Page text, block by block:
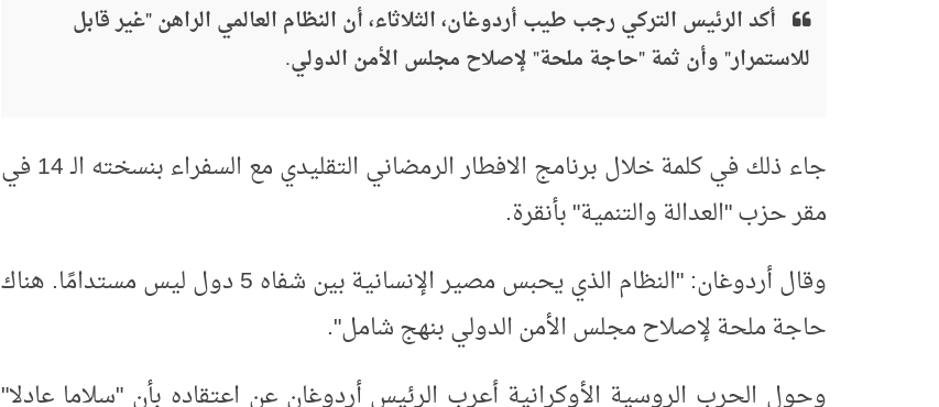
أكد الرئيس التركي رجب طيب أردوغان، الثلاثاء، أن النظام العالمي الراهن "غير قابل
للاستمرار" وأن ثمة "حاجة ملحة" لإصلاح مجلس الأمن الدولي.
جاء ذلك في كلمة خلال برنامج الافطار الرمضاني التقليدي مع السفراء بنسخته الـ 14 في
مقر حزب "العدالة والتنمية" بأنقرة.
وقال أردوغان: "النظام الذي يحبس مصير الإنسانية بين شفاه 5 دول ليس مستدامًا. هناك
حاجة ملحة لإصلاح مجلس الأمن الدولي بنهج شامل".
وحول الحرب الروسية الأوكرانية أعرب الرئيس أردوغان عن اعتقاده بأن "سلاما عادلا"